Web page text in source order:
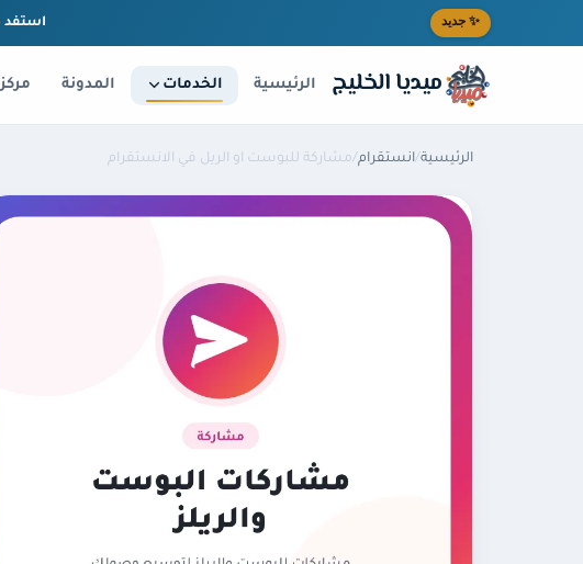
تخطى إلى المحتوى الرئيسي
✨ جديد استفد
ميديا الخليج الرئيسية الخدمات المدونة
الرئيسية/انستقرام/مشاركة للبوست او الريل في الانستقرام